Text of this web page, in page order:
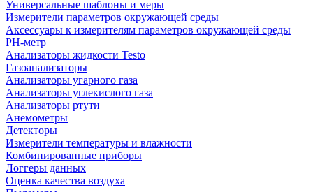
Универсальные шаблоны и меры
Измерители параметров окружающей среды
Аксессуары к измерителям параметров окружающей среды
PH-метр
Анализаторы жидкости Testo
Газоанализаторы
Анализаторы угарного газа
Анализаторы углекислого газа
Анализаторы ртути
Анемометры
Детекторы
Измерители температуры и влажности
Комбинированные приборы
Логгеры данных
Оценка качества воздуха